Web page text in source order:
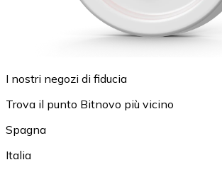
I nostri negozi di fiducia
Trova il punto Bitnovo più vicino
Spagna
Italia